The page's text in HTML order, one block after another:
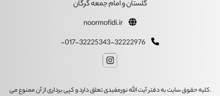
گلستان و امام جمعه گرگان
.کلیه حقوق سایت به دفتر آیت الله نورمفیدی تعلق دارد و کپی برداری از آن ممنوع می